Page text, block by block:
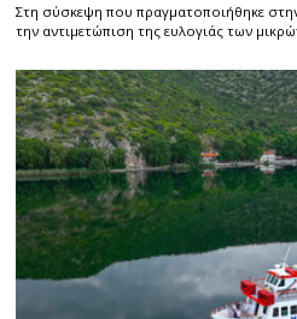
Στη σύσκεψη που πραγματοποιήθηκε
την αντιμετώπιση της ευλογιάς των